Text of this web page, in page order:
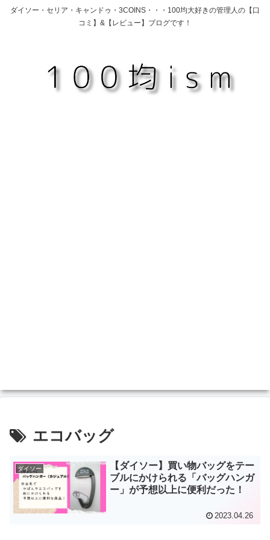
ダイソー・セリア・キャンドゥ・3COINS・・・100均大好きの管理人の【口
コミ】&【レビュー】ブログです！
エコバッグ
ダイソー
【ダイソー】買い物バッグをテー
ブルにかけられる「バッグハンガ
ー」が予想以上に便利だった！
2023.04.26